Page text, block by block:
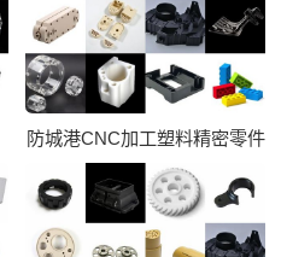
防城港CNC加工塑料精密零件